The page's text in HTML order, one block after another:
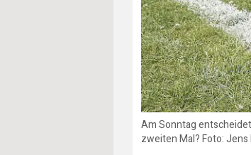
Am Sonntag
zweiten Mal? Foto: Jens